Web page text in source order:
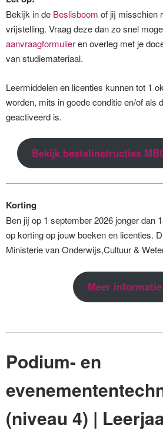
Bekijk in de Beslisboom of jij misschien
vrijstelling. Vraag deze dan zo snel
aanvraagformulieren overleg met je
van studiemateriaal.
Leermiddelen en licenties kunnen tot 1
worden, mits in goede conditie en/of als
geactiveerd is.
Bekijk bestelinstructies
Korting
Ben jij op 1 september 2026 jonger dan
op korting op jouw boeken en licenties.
Ministerie van Onderwijs,Cultuur &
Meer informatie
Podium- en
(niveau 4) |